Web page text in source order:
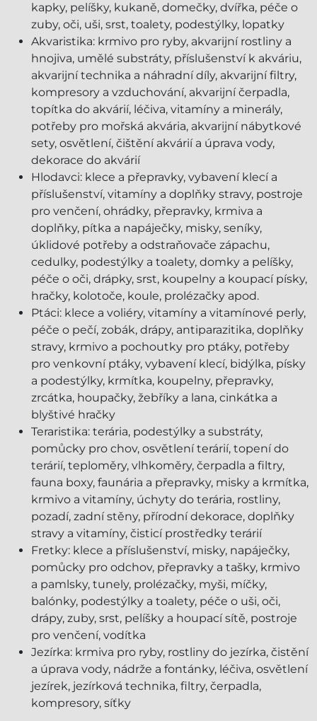
kapky, pelíšky, kukaně, domečky, dvířka, péče o
zuby, oči, uši, srst, toalety, podestýlky, lopatky
Akvaristika: krmivo pro ryby, akvarijní rostliny a
hnojiva, umělé substráty, příslušenství k akváriu,
akvarijní technika a náhradní díly, akvarijní filtry,
kompresory a vzduchování, akvarijní čerpadla,
topítka do akvárií, léčiva, vitamíny a minerály,
potřeby pro mořská akvária, akvarijní nábytkové
sety, osvětlení, čištění akvárií a úprava vody,
dekorace do akvárií
Hlodavci: klece a přepravky, vybavení klecí a
příslušenství, vitamíny a doplňky stravy, postroje
pro venčení, ohrádky, přepravky, krmiva a
doplňky, pítka a napáječky, misky, seníky,
úklidové potřeby a odstraňovače zápachu,
cedulky, podestýlky a toalety, domky a pelíšky,
péče o oči, drápky, srst, koupelny a koupací písky,
hračky, kolotoče, koule, prolézačky apod.
Ptáci: klece a voliéry, vitamíny a vitamínové perly,
péče o pečí, zobák, drápy, antiparazitika, doplňky
stravy, krmivo a pochoutky pro ptáky, potřeby
pro venkovní ptáky, vybavení klecí, bidýlka, písky
a podestýlky, krmítka, koupelny, přepravky,
zrcátka, houpačky, žebříky a lana, cinkátka a
blyštivé hračky
Teraristika: terária, podestýlky a substráty,
pomůcky pro chov, osvětlení terárií, topení do
terárií, teploměry, vlhkoměry, čerpadla a filtry,
fauna boxy, faunária a přepravky, misky a krmítka,
krmivo a vitamíny, úchyty do terária, rostliny,
pozadí, zadní stěny, přírodní dekorace, doplňky
stravy a vitamíny, čisticí prostředky terárií
Fretky: klece a příslušenství, misky, napáječky,
pomůcky pro odchov, přepravky a tašky, krmivo
a pamlsky, tunely, prolézačky, myši, míčky,
balónky, podestýlky a toalety, péče o uši, oči,
drápy, zuby, srst, pelíšky a houpací sítě, postroje
pro venčení, vodítka
Jezírka: krmiva pro ryby, rostliny do jezírka, čistění
a úprava vody, nádrže a fontánky, léčiva, osvětlení
jezírek, jezírková technika, filtry, čerpadla,
kompresory, síťky